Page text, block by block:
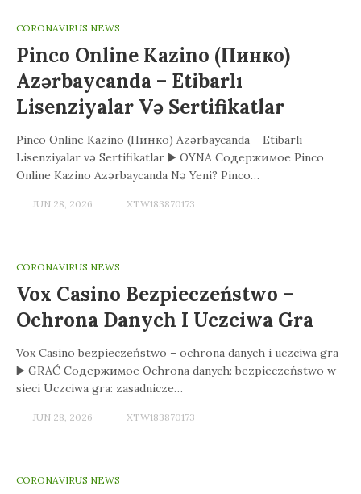
CORONAVIRUS NEWS
Pinco Online Kazino (Пинко)
Azərbaycanda – Etibarlı
Lisenziyalar Və Sertifikatlar
Pinco Online Kazino (Пинко) Azərbaycanda – Etibarlı
Lisenziyalar və Sertifikatlar ▶️ OYNA Содержимое Pinco
Online Kazino Azərbaycanda Nə Yeni? Pinco…
JUN 28, 2026 XTW183870173
CORONAVIRUS NEWS
Vox Casino Bezpieczeństwo –
Ochrona Danych I Uczciwa Gra
Vox Casino bezpieczeństwo – ochrona danych i uczciwa gra
▶️ GRAĆ Содержимое Ochrona danych: bezpieczeństwo w
sieci Uczciwa gra: zasadnicze…
JUN 28, 2026 XTW183870173
CORONAVIRUS NEWS